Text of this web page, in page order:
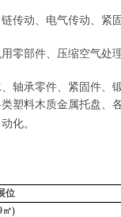
传动、电气传动、紧
零部件、压缩空气处
轴承零件、紧固件、
塑料木质金属托盘、
化。
位
㎡)